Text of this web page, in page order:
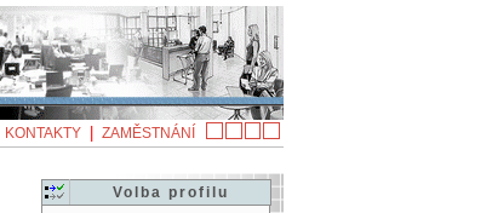
KONTAKTY ZAMĚSTNÁNÍ
Volba profilu